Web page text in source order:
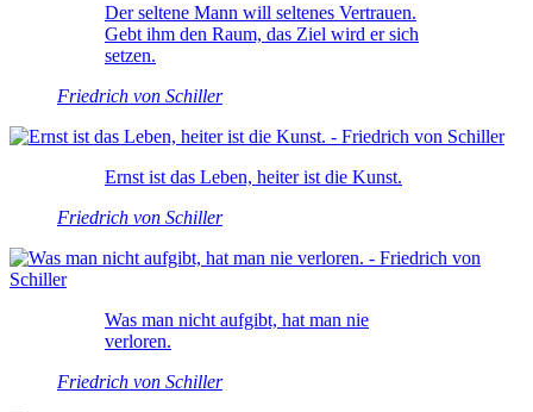
Der seltene Mann will seltenes Vertrauen.
Gebt ihm den Raum, das Ziel wird er sich
setzen.
Friedrich von Schiller
Ernst ist das Leben, heiter ist die Kunst.
Friedrich von Schiller
Was man nicht aufgibt, hat man nie
verloren.
Friedrich von Schiller